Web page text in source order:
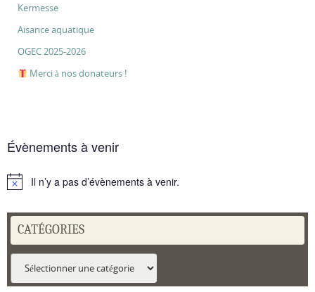
Kermesse
Aisance aquatique
OGEC 2025-2026
Merci à nos donateurs !
Évènements à venir
NoticeIl n’y a pas d’évènements à venir.
CATÉGORIES